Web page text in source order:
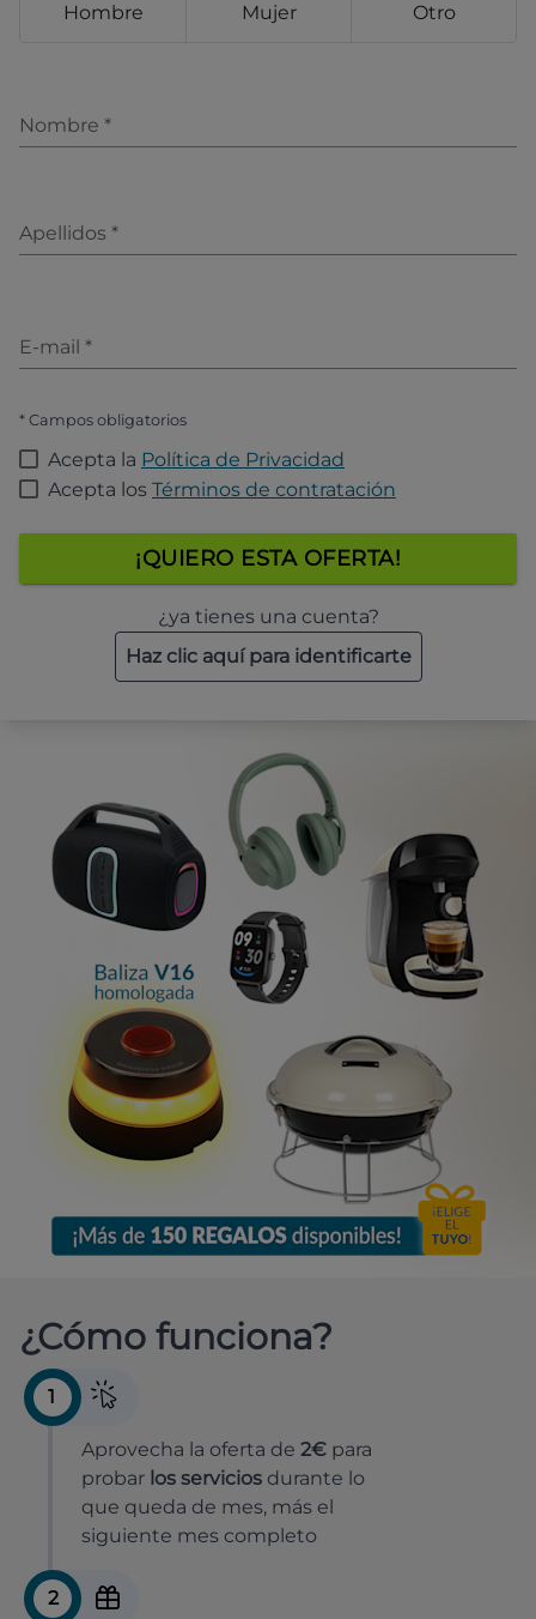
Hombre Mujer Otro
Nombre *
Apellidos *
E-mail *
* Campos obligatorios
Acepta la Política de Privacidad
Acepta los Términos de contratación
¡QUIERO ESTA OFERTA!
¿ya tienes una cuenta?
Haz clic aquí para identificarte
¿Cómo funciona?
1
Aprovecha la oferta de 2€ para
probar los servicios durante lo
que queda de mes, más el
siguiente mes completo
2